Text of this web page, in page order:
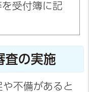
受付簿に記
査の実施
不備があると